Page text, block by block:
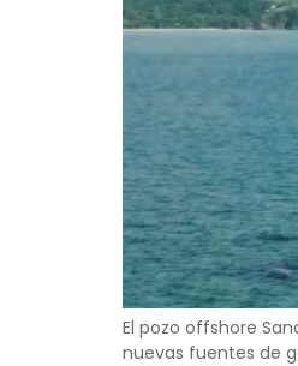
El pozo offshore
nuevas fuentes de